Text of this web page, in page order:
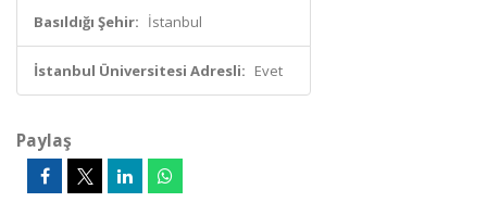
Basıldığı Şehir: İstanbul
İstanbul Üniversitesi Adresli: Evet
Paylaş